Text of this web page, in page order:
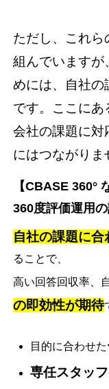
ただし、これら
組んでいますが
めには、自社の
です。ここにあ
会社の課題に対
にはつながりま
【CBASE 360°
360度評価運用の
自社の課題に
ることで、
高い回答回収率、
の即効性が期待
目的に合わせた
専任スタッ